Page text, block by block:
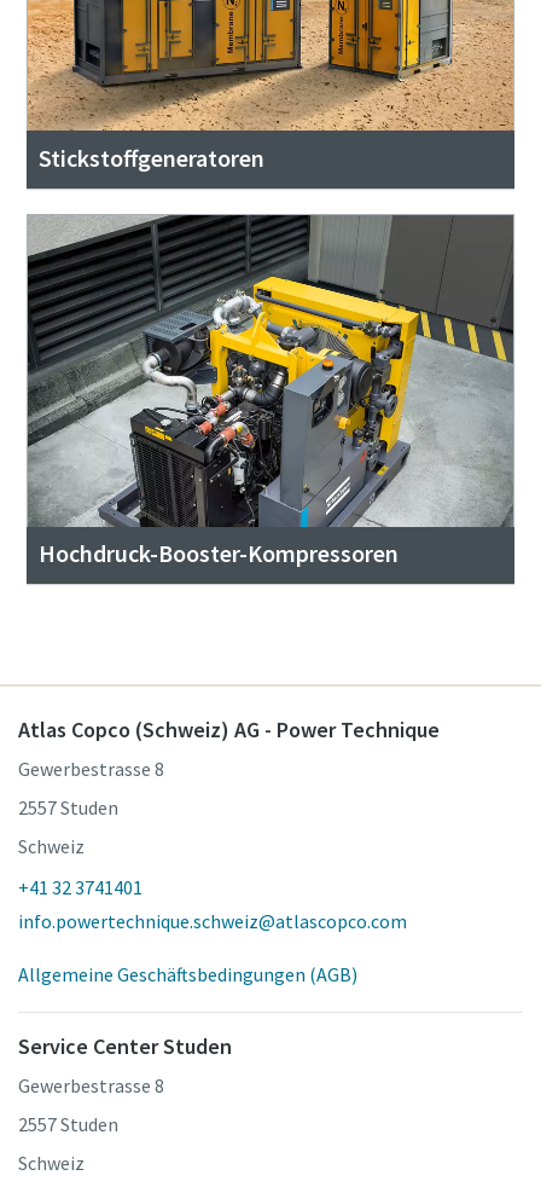
Stickstoffgeneratoren
Hochdruck-Booster-Kompressoren
Atlas Copco (Schweiz) AG - Power Technique
Gewerbestrasse 8
2557 Studen
Schweiz
+41 32 3741401
info.powertechnique.schweiz@atlascopco.com
Allgemeine Geschäftsbedingungen (AGB)
Service Center Studen
Gewerbestrasse 8
2557 Studen
Schweiz